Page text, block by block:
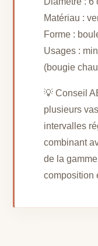
Matériau :
Forme :
Usages :
(bougie
💡 Conseil
plusieurs
intervalles
combinant
de la
composition